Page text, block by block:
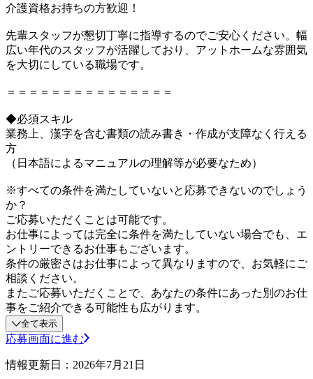
介護資格お持ちの方歓迎！
先輩スタッフが懇切丁寧に指導するのでご安心ください。幅
広い年代のスタッフが活躍しており、アットホームな雰囲気
を大切にしている職場です。
＝＝＝＝＝＝＝＝＝＝＝＝＝＝＝
◆必須スキル
業務上、漢字を含む書類の読み書き・作成が支障なく行える
方
（日本語によるマニュアルの理解等が必要なため）
※すべての条件を満たしていないと応募できないのでしょう
か？
ご応募いただくことは可能です。
お仕事によっては完全に条件を満たしていない場合でも、エ
ントリーできるお仕事もございます。
条件の厳密さはお仕事によって異なりますので、お気軽にご
相談ください。
またご応募いただくことで、あなたの条件にあった別のお仕
事をご紹介できる可能性も広がります。
全て表示
応募画面に進む
情報更新日：2026年7月21日